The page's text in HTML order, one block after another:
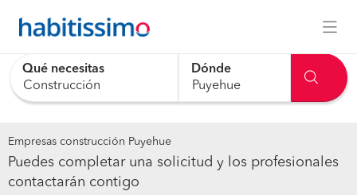
Qué necesitas Dónde
Empresas construcción Puyehue
Puedes completar una solicitud y los profesionales
contactarán contigo